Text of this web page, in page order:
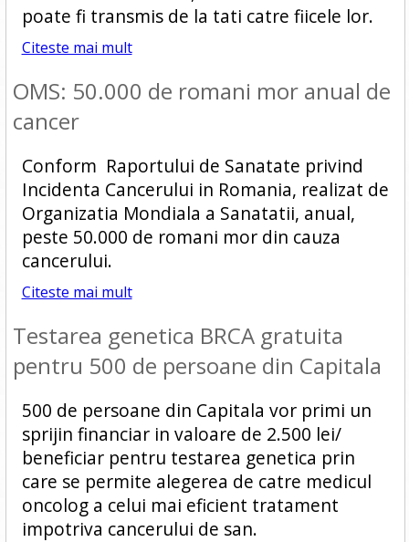
poate fi transmis de la tati catre fiicele lor.
Citeste mai mult
OMS: 50.000 de romani mor anual de
cancer
Conform Raportului de Sanatate privind
Incidenta Cancerului in Romania, realizat de
Organizatia Mondiala a Sanatatii, anual,
peste 50.000 de romani mor din cauza
cancerului.
Citeste mai mult
Testarea genetica BRCA gratuita
pentru 500 de persoane din Capitala
500 de persoane din Capitala vor primi un
sprijin financiar in valoare de 2.500 lei/
beneficiar pentru testarea genetica prin
care se permite alegerea de catre medicul
oncolog a celui mai eficient tratament
impotriva cancerului de san.